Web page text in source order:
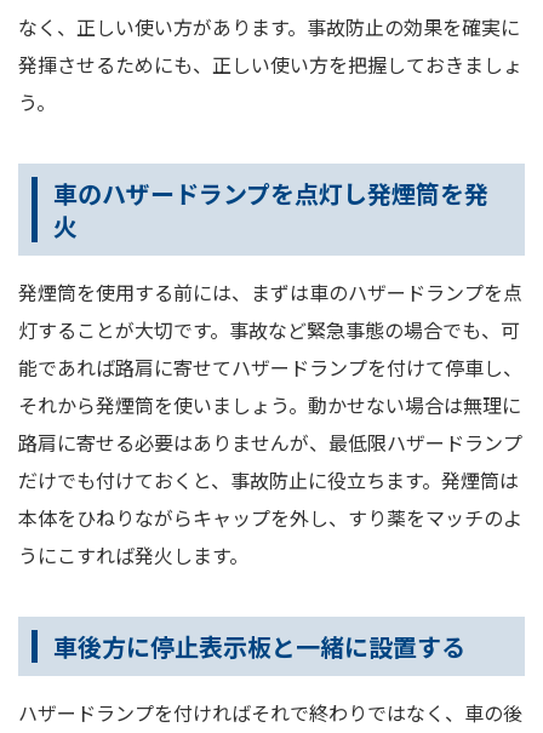
なく、正しい使い方があります。事故防止の効果を確実に
発揮させるためにも、正しい使い方を把握しておきましょ
う。
車のハザードランプを点灯し発煙筒を発
火
発煙筒を使用する前には、まずは車のハザードランプを点
灯することが大切です。事故など緊急事態の場合でも、可
能であれば路肩に寄せてハザードランプを付けて停車し、
それから発煙筒を使いましょう。動かせない場合は無理に
路肩に寄せる必要はありませんが、最低限ハザードランプ
だけでも付けておくと、事故防止に役立ちます。発煙筒は
本体をひねりながらキャップを外し、すり薬をマッチのよ
うにこすれば発火します。
車後方に停止表示板と一緒に設置する
ハザードランプを付ければそれで終わりではなく、車の後